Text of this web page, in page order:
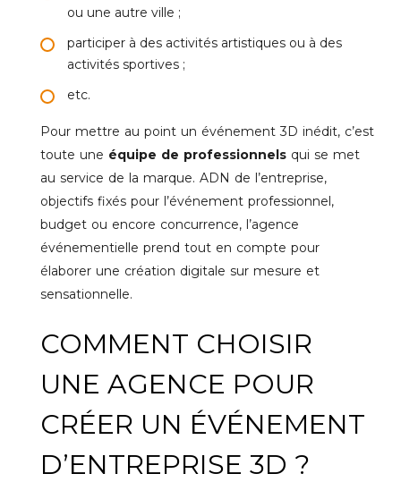
ou une autre ville ;
participer à des activités artistiques ou à des
activités sportives ;
etc.
Pour mettre au point un événement 3D inédit, c’est
toute une équipe de professionnels qui se met
au service de la marque. ADN de l’entreprise,
objectifs fixés pour l’événement professionnel,
budget ou encore concurrence, l’agence
événementielle prend tout en compte pour
élaborer une création digitale sur mesure et
sensationnelle.
COMMENT CHOISIR
UNE AGENCE POUR
CRÉER UN ÉVÉNEMENT
D’ENTREPRISE 3D ?